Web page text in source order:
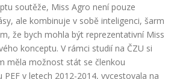
soutěže, Miss Agro není pouze
ale kombinuje v sobě inteligenci, šarm
že bych mohla být reprezentativní Miss
konceptu. V rámci studií na ČZU si
měla možnost stát se členkou
v letech 2012-2014, vycestovala na